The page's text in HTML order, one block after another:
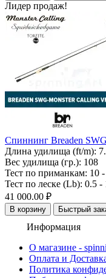
Лидер продаж!
Спиннинг Breaden
Длина удилища (ft/m):
Вес удилища (гр.): 108
Тест по приманкам: 10
Тест по леске (Lb): 0.5 -
41 000.00 ₽
В корзину Быстрый
Информация
О магазине -
Оплата и
Политика